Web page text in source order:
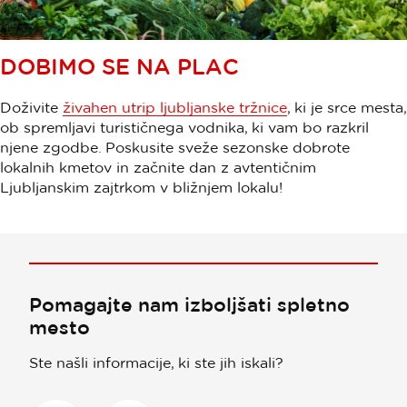
DOBIMO SE NA PLAC
Doživite živahen utrip ljubljanske tržnice, ki je srce mesta,
ob spremljavi turističnega vodnika, ki vam bo razkril
njene zgodbe. Poskusite sveže sezonske dobrote
lokalnih kmetov in začnite dan z avtentičnim
Ljubljanskim zajtrkom v bližnjem lokalu!
Pomagajte nam izboljšati spletno
mesto
Ste našli informacije, ki ste jih iskali?